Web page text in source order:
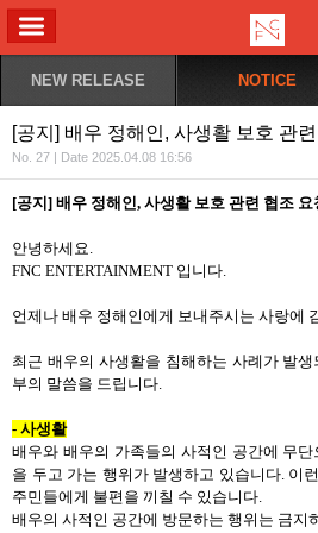
NEW RELEASE NOTICE
[공지] 배우 정해인, 사생활 보호 관
No. 27 | Date 2025.04.08 16:56
[공지 ] 배우 정해인, 사생활 보호 관련 협조 요
안녕하세요.
FNC ENTERTAINMENT 입니다.
언제나 배우 정해인에게 보내주시는 사랑에
최근 배우의 사생활을 침해하는 사례가 발
부의 말씀을 드립니다.
- 사생활
배우와 배우의 가족들의 사적인 공간에 무
을 두고 가는 행위가 발생하고 있습니다. 이
주민들에게 불편을 끼칠 수 있습니다.
배우의 사적인 공간에 방문하는 행위는 금지